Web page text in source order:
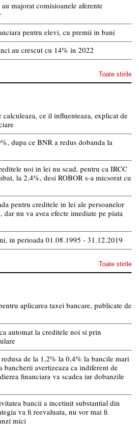
majorat comisioanele aferente
pentru elevi, cu premii in bani
au crescut cu 14% in 2022
Toate stirile
calculeaza, ce il influenteaza, explicat de
dupa ce BNR a redus dobanda la
noi in lei nu scad, pentru ca IRCC
la 2,4%, desi ROBOR s-a micsorat cu
pentru creditele in lei ale persoanelor
nu va avea efecte imediate pe piata
in perioada 01.08.1995 - 31.12.2019
Toate stirile
aplicarea taxei bancare, publicate de
automat la creditele noi si prin
de la 1,2% la 0,4% la bancile mari
bancherii avertizeaza ca indiferent de
financiara va scadea iar dobanzile
bancii a incetinit substantial din
va fi reevaluata, nu vor mai fi
mici